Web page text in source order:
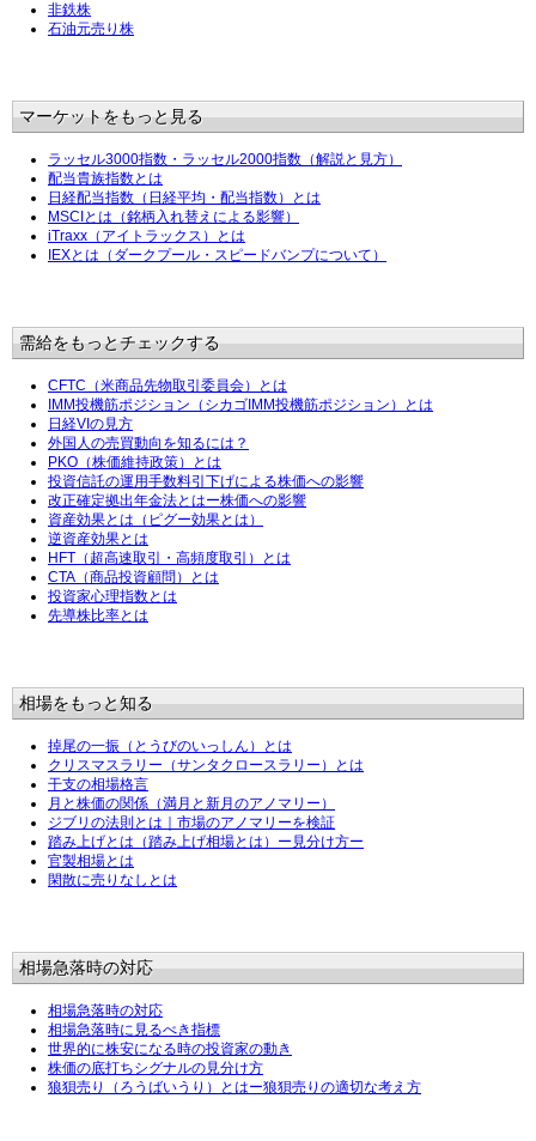
非鉄株
石油元売り株
マーケットをもっと見る
ラッセル3000指数・ラッセル2000指数（解説と見方）
配当貴族指数とは
日経配当指数（日経平均・配当指数）とは
MSCIとは（銘柄入れ替えによる影響）
iTraxx（アイトラックス）とは
IEXとは（ダークプール・スピードバンプについて）
需給をもっとチェックする
CFTC（米商品先物取引委員会）とは
IMM投機筋ポジション（シカゴIMM投機筋ポジション）とは
日経VIの見方
外国人の売買動向を知るには？
PKO（株価維持政策）とは
投資信託の運用手数料引下げによる株価への影響
改正確定拠出年金法とはー株価への影響
資産効果とは（ピグー効果とは）
逆資産効果とは
HFT（超高速取引・高頻度取引）とは
CTA（商品投資顧問）とは
投資家心理指数とは
先導株比率とは
相場をもっと知る
掉尾の一振（とうびのいっしん）とは
クリスマスラリー（サンタクロースラリー）とは
干支の相場格言
月と株価の関係（満月と新月のアノマリー）
ジブリの法則とは｜市場のアノマリーを検証
踏み上げとは（踏み上げ相場とは）ー見分け方ー
官製相場とは
閑散に売りなしとは
相場急落時の対応
相場急落時の対応
相場急落時に見るべき指標
世界的に株安になる時の投資家の動き
株価の底打ちシグナルの見分け方
狼狽売り（ろうばいうり）とはー狼狽売りの適切な考え方